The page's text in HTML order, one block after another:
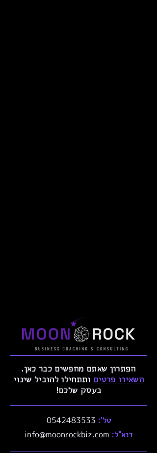
הפתרון שאתם מחפשים כבר כאן.
השאירו פרטיםותתחילו להוביל שינוי
בעסק שלכם!
טל':
דוא"ל: